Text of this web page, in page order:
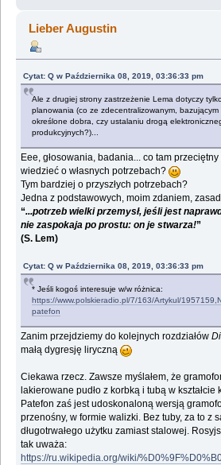
Lieber Augustin
Cytat: Q w Października 08, 2019, 03:36:33 pm
Ale z drugiej strony zastrzeżenie Lema dotyczy
planowania (co ze zdecentralizowanym,
określone dobra, czy ustalaniu drogą
produkcyjnych?)...
Eee, głosowania, badania... co tam
wiedzieć o własnych potrzebach?
Tym bardziej o przyszłych potrzebach?
Jedna z podstawowych, moim zdaniem,
“...potrzeb wielki przemysł, jeśli jest
nie zaspokaja po prostu: on je stwarza!”
(S. Lem)
Cytat: Q w Października 08, 2019, 03:36:33 pm
* Jeśli kogoś interesuje w/w różnica:
https://www.polskieradio.pl/7/163/Artykul/
patefon
Zanim przejdziemy do kolejnych rozdziałów
małą dygresję liryczną
Ciekawa rzecz. Zawsze myślałem, że
lakierowane pudło z korbką i tubą w
Patefon zaś jest udoskonaloną wersją
przenośny, w formie walizki. Bez tuby, za to z
długotrwałego użytku zamiast stalowej.
tak uważa:
https://ru.wikipedia.org/wiki/